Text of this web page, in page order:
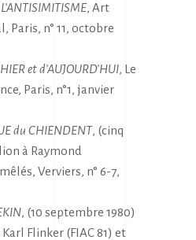
, Art
Paris, n° 11, octobre
et d’AUJOURD’HUI, Le
Paris, n°1, janvier
du CHIENDENT, (cinq
à Raymond
Verviers, n° 6-7,
, (10 septembre 1980)
Flinker (FIAC 81) et